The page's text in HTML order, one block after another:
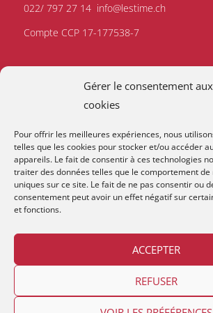
Gérer le consentement aux
cookies
Pour offrir les meilleures expériences, nous
telles que les cookies pour stocker et/ou accéder
appareils. Le fait de consentir à ces technologies
traiter des données telles que le comportement de
uniques sur ce site. Le fait de ne pas consentir ou
consentement peut avoir un effet négatif sur
et fonctions.
ACCEPTER
REFUSER
022/ 797 27 14 info@lestime.ch
Compte CCP 17-177538-7